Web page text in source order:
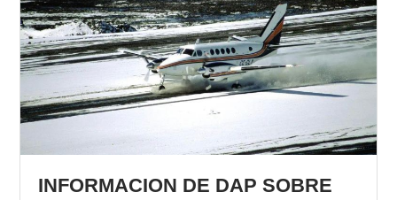
INFORMACION DE DAP SOBRE